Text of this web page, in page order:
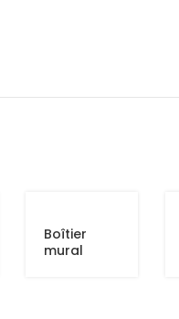
Boîtier
mural